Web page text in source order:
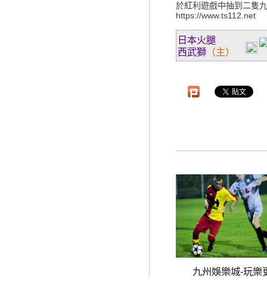
於紅利遊戲中抽到二隻
https://www.ts112.net
日本火腿
西武獅 （主）
九州娛樂城-玩樂